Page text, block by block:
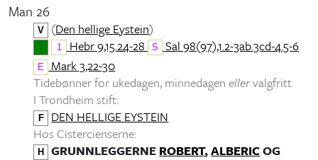
Man 26
V (Den hellige Eystein)
1 Hebr 9,15.24-28 S Sal 98(97),1.2-3ab.3cd-4.5-6
E
Mark 3,22-30
Tidebønner for ukedagen, minnedagen ellervalgfritt
I Trondheim stift:
F
DEN HELLIGE EYSTEIN
Hos Cistercienserne:
H GRUNNLEGGERNE ROBERT,ALBERICOG